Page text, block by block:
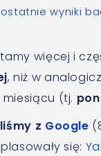
ostatniewyniki
więcej i
, niż w
miesiącu (tj.
z Google
się: